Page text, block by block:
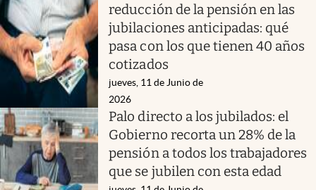
reducción de la pensión en las
jubilaciones anticipadas: qué
pasa con los que tienen 40 años
cotizados
jueves, 11 de Junio de
2026
Palo directo a los jubilados: el
Gobierno recorta un 28% de la
pensión a todos los trabajadores
que se jubilen con esta edad